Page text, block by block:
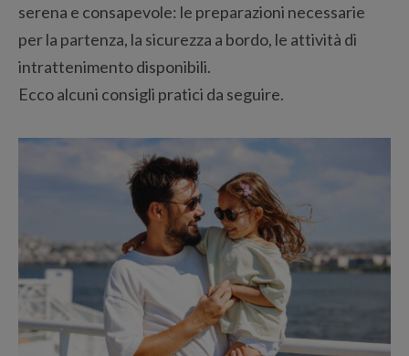
serena e consapevole: le preparazioni necessarie
per la partenza, la sicurezza a bordo, le attività di
intrattenimento disponibili.
Ecco alcuni consigli pratici da seguire.